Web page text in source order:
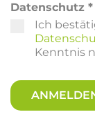
Datenschutz *
Ich
Kenntnis